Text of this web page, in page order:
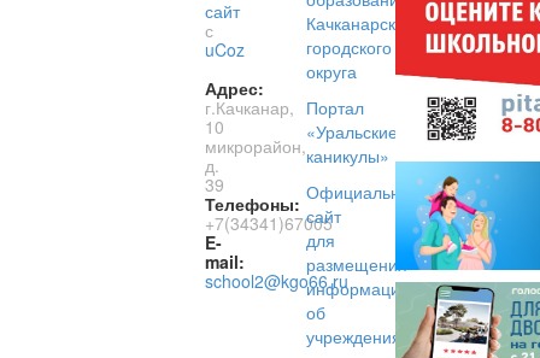
сайт
с
uCoz
Адрес:
г.Качканар,
10
микрорайон,
д.
39
Телефоны:
+7(34341)67005
E-
mail:
school2@kgo66.ru
Качканарского
городского
округа
Портал
«Уральские
каникулы»
Официальный
сайт
для
размещения
информации
об
учреждениях